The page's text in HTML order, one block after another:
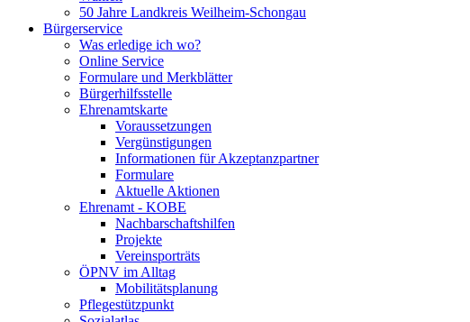
50 Jahre Landkreis Weilheim-Schongau
Bürgerservice
Was erledige ich wo?
Online Service
Formulare und Merkblätter
Bürgerhilfsstelle
Ehrenamtskarte
Voraussetzungen
Vergünstigungen
Informationen für Akzeptanzpartner
Formulare
Aktuelle Aktionen
Ehrenamt - KOBE
Nachbarschaftshilfen
Projekte
Vereinsporträts
ÖPNV im Alltag
Mobilitätsplanung
Pflegestützpunkt